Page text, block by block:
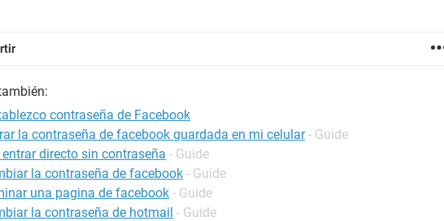
contraseña de Facebook
la contraseña de facebook guardada en mi celular - Guide
directo sin contraseña - Guide
la contraseña de facebook - Guide
una pagina de facebook - Guide
la contraseña de hotmail - Guide